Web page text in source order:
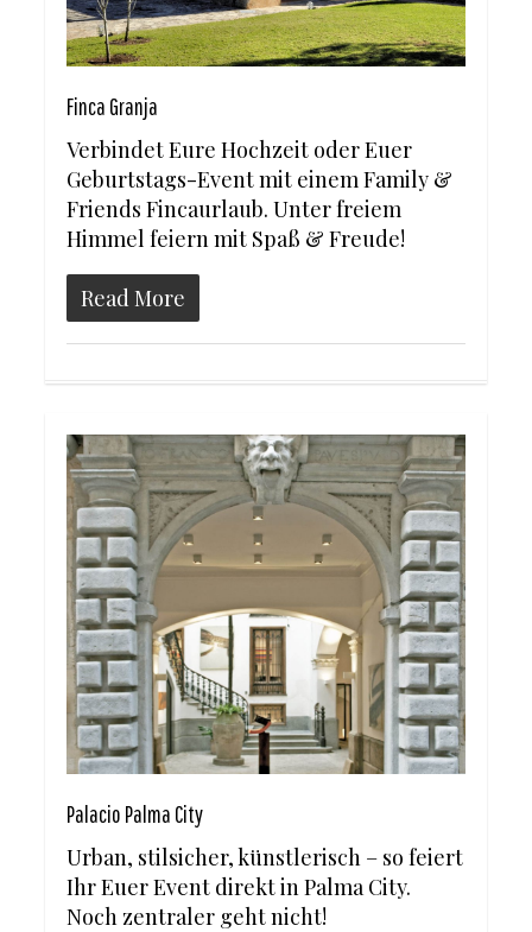
Finca Granja
Verbindet Eure Hochzeit oder Euer
Geburtstags-Event mit einem Family &
Friends Fincaurlaub. Unter freiem
Himmel feiern mit Spaß & Freude!
Read More
Palacio Palma City
Urban, stilsicher, künstlerisch – so feiert
Ihr Euer Event direkt in Palma City.
Noch zentraler geht nicht!